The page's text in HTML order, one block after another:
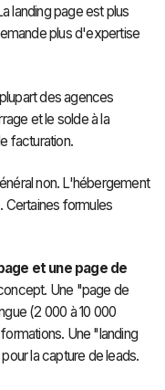
landing page est plus
plus d'expertise
des agences
et le solde à la
facturation.
non. L'hébergement
Certaines formules
et une page de
Une "page de
(2 000 à 10 000
Une "landing
la capture de leads.